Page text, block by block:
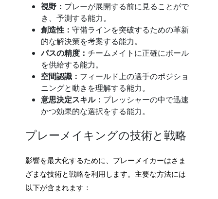
視野： プレーが展開する前に見ることがで
き、予測する能力。
創造性： 守備ラインを突破するための革新
的な解決策を考案する能力。
パスの精度： チームメイトに正確にボール
を供給する能力。
空間認識： フィールド上の選手のポジショ
ニングと動きを理解する能力。
意思決定スキル： プレッシャーの中で迅速
かつ効果的な選択をする能力。
プレーメイキングの技術と戦略
影響を最大化するために、プレーメイカーはさま
ざまな技術と戦略を利用します。主要な方法には
以下が含まれます：